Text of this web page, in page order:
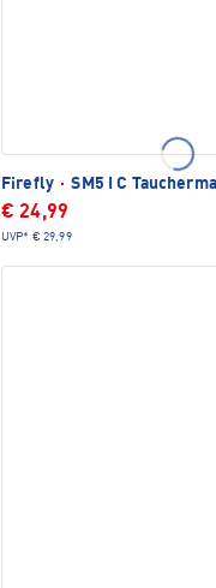
Firefly · SM5 I C
€ 24,99
UVP* € 29,99